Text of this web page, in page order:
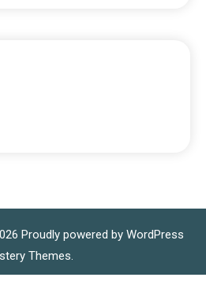
Proudly powered by WordPress
Themes